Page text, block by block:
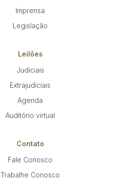
Imprensa
Legislação
Leilões
Judiciais
Extrajudiciais
Agenda
Auditório virtual
Contato
Fale Conosco
Trabalhe Conosco